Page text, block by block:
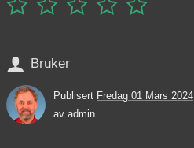
    
 Bruker
Publisert Fredag 01 Mars 2024
av admin